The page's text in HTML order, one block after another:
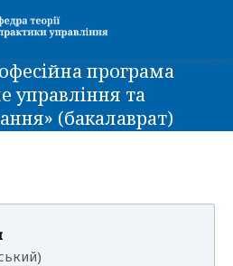
програма
управління та
(бакалаврат)